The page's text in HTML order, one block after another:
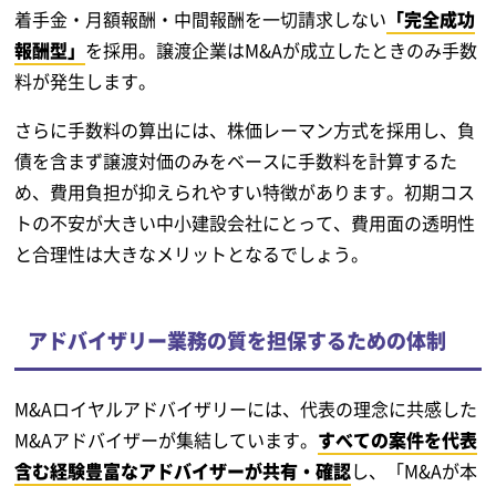
着手金・月額報酬・中間報酬を一切請求しない 「完全成功
報酬型」 を採用。譲渡企業はM&Aが成立したときのみ手数
料が発生します。
さらに手数料の算出には、株価レーマン方式を採用し、負
債を含まず譲渡対価のみをベースに手数料を計算するた
め、費用負担が抑えられやすい特徴があります。初期コス
トの不安が大きい中小建設会社にとって、費用面の透明性
と合理性は大きなメリットとなるでしょう。
アドバイザリー業務の質を担保するための体制
M&Aロイヤルアドバイザリーには、代表の理念に共感した
M&Aアドバイザーが集結しています。 すべての案件を代表
含む経験豊富なアドバイザーが共有・確認し、「M&Aが本